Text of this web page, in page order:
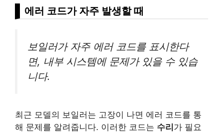
에러 코드가 자주 발생할 때
보일러가 자주 에러 코드를 표시한다
면, 내부 시스템에 문제가 있을 수 있습
니다.
최근 모델의 보일러는 고장이 나면 에러 코드를 통
해 문제를 알려줍니다. 이러한 코드는 수리 가 필요